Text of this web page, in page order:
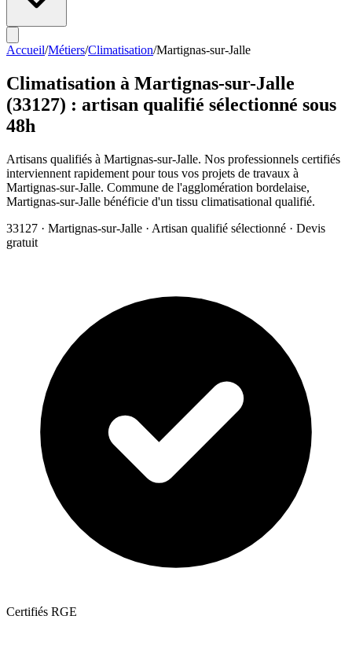
Accueil/Métiers/Climatisation/Martignas-sur-Jalle
Climatisation à Martignas-sur-Jalle
(33127) : artisan qualifié sélectionné sous
48h
Artisans qualifiés à Martignas-sur-Jalle. Nos professionnels certifiés
interviennent rapidement pour tous vos projets de travaux à
Martignas-sur-Jalle. Commune de l'agglomération bordelaise,
Martignas-sur-Jalle bénéficie d'un tissu climatisational qualifié.
33127 · Martignas-sur-Jalle · Artisan qualifié sélectionné · Devis
gratuit
Certifiés RGE